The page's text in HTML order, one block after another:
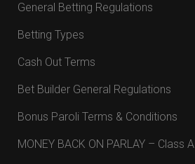
General Betting Regulations
Betting Types
Cash Out Terms
Bet Builder General Regulations
Bonus Paroli Terms & Conditions
MONEY BACK ON PARLAY – Class A